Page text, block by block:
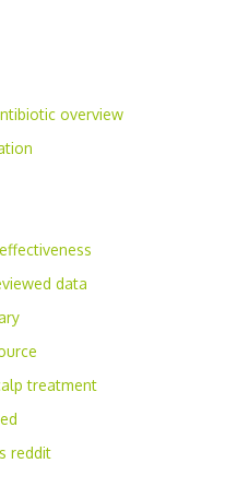
overview
data
treatment
reddit